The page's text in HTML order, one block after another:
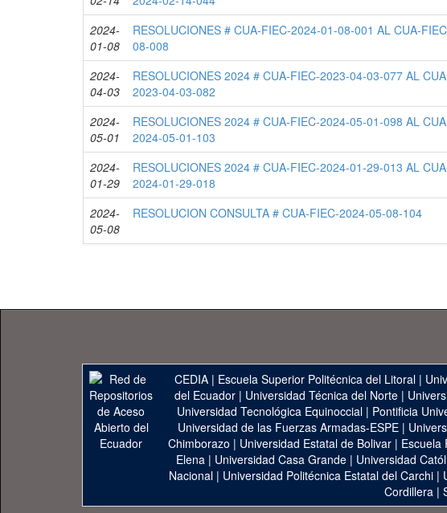
2024-
01-08
RESOLUCIONES # CUA-FIEC-2024-01-08-001 AL CUA-
08-008
2024-
04-03
RESOLUCIONES 2024 # CUA-FIEC-2023-04-03-077 AL
2023-04-03-082
2024-
05-01
RESOLUCIONES 2024 # CUA-FIEC-2024-05-01-098 AL
2024-05-01-103
2024-
01-29
RESOLUCIONES 2024 # CUA-FIEC-2024-01-29-013 AL
2024-01-29-018
2024-
05-08
RESOLUCION CONSULTA # CUA-FIEC-2024-05-08-104
CEDIA | Escuela Superior Politécnica del Litoral |
del Ecuador| Universidad Técnica del Norte|
Universidad Tecnológica Equinoccial| Pontificia
Universidad de las Fuerzas Armadas-ESPE |
Chimborazo | Universidad Estatal de Bolivar| Escuela
Elena | Universidad Casa Grande | Universidad
Nacional | Universidad Politécnica Estatal del Carchi |
Cordillera|